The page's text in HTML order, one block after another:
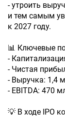
- утроить
и тем самым
к 2027 году.
📊 Ключевые
-
- Чистая
- Выручка: 1,4
- EBITDA: 470
💡 В ходе IPO